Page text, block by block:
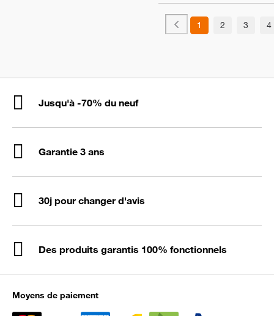
1 2 3 4
Jusqu'à -70% du neuf
Garantie 3 ans
30j pour changer d'avis
Des produits garantis 100% fonctionnels
Moyens de paiement